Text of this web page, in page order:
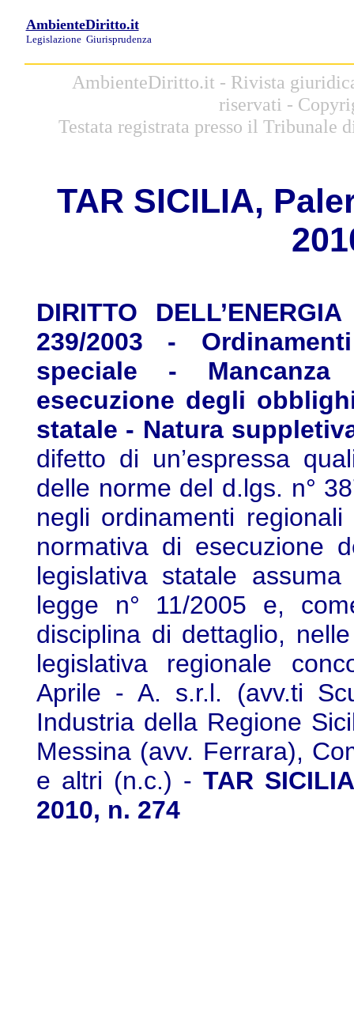
AmbienteDiritto.it
Legislazione Giurisprudenza
AmbienteDiritto.it - Rivista
riservati -
Testata registrata presso il Tribunale
TAR SICILIA,
DIRITTO
239/2003 -
speciale -
esecuzione degli
statale - Natura
difetto di un’espressa
delle norme del d.lgs. n°
negli ordinamenti
normativa di esecuzione
legislativa statale
legge n° 11/2005 e,
disciplina di dettaglio,
legislativa regionale
Aprile - A. s.r.l. (avv.ti
Industria della Regione
Messina (avv. Ferrara),
e altri (n.c.) -TAR
2010, n. 274